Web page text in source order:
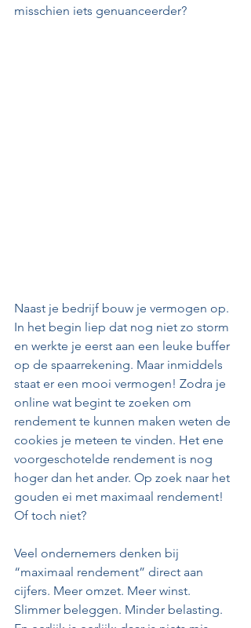
misschien iets genuanceerder?
Naast je bedrijf bouw je vermogen op.
In het begin liep dat nog niet zo storm
en werkte je eerst aan een leuke buffer
op de spaarrekening. Maar inmiddels
staat er een mooi vermogen! Zodra je
online wat begint te zoeken om
rendement te kunnen maken weten de
cookies je meteen te vinden. Het ene
voorgeschotelde rendement is nog
hoger dan het ander. Op zoek naar het
gouden ei met maximaal rendement!
Of toch niet?
Veel ondernemers denken bij
“maximaal rendement” direct aan
cijfers. Meer omzet. Meer winst.
Slimmer beleggen. Minder belasting.